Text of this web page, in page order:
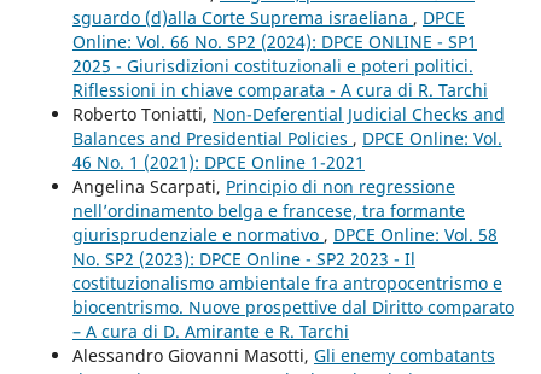
sguardo (d)alla Corte Suprema israeliana , DPCE
Online: Vol. 66 No. SP2 (2024): DPCE ONLINE - SP1
2025 - Giurisdizioni costituzionali e poteri politici.
Riflessioni in chiave comparata - A cura di R. Tarchi
Roberto Toniatti, Non-Deferential Judicial Checks and
Balances and Presidential Policies , DPCE Online: Vol.
46 No. 1 (2021): DPCE Online 1-2021
Angelina Scarpati, Principio di non regressione
nell’ordinamento belga e francese, tra formante
giurisprudenziale e normativo , DPCE Online: Vol. 58
No. SP2 (2023): DPCE Online - SP2 2023 - Il
costituzionalismo ambientale fra antropocentrismo e
biocentrismo. Nuove prospettive dal Diritto comparato
– A cura di D. Amirante e R. Tarchi
Alessandro Giovanni Masotti, Gli enemy combatants